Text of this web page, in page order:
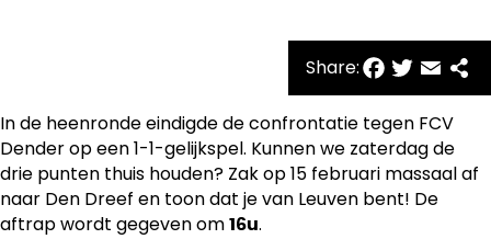
Share:
In de heenronde eindigde de confrontatie tegen FCV
Dender op een 1-1-gelijkspel. Kunnen we zaterdag de
drie punten thuis houden? Zak op 15 februari massaal af
naar Den Dreef en toon dat je van Leuven bent! De
aftrap wordt gegeven om 16u.